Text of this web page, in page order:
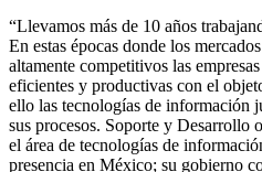
“Llevamos más de 10 años
En estas épocas donde los
altamente competitivos las
eficientes y productivas con el
ello las tecnologías de información
sus procesos. Soporte y Desarrollo
el área de tecnologías de
presencia en México; su gobierno